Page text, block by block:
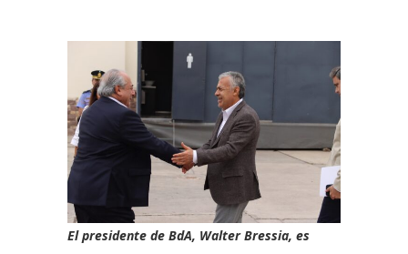
El presidente de BdA, Walter Bressia, es